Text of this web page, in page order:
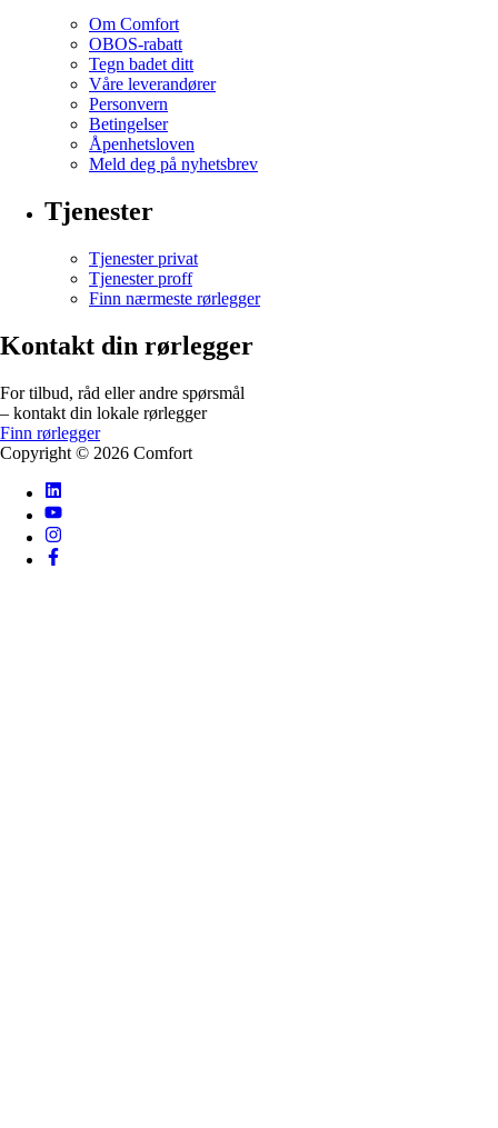
Om Comfort
OBOS-rabatt
Tegn badet ditt
Våre leverandører
Personvern
Betingelser
Åpenhetsloven
Meld deg på nyhetsbrev
Tjenester
Tjenester privat
Tjenester proff
Finn nærmeste rørlegger
Kontakt din rørlegger
For tilbud, råd eller andre spørsmål
– kontakt din lokale rørlegger
Finn rørlegger
Copyright © 2026 Comfort